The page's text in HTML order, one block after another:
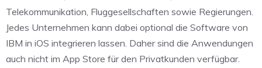
Telekommunikation, Fluggesellschaften sowie Regierungen.
Jedes Unternehmen kann dabei optional die Software von
IBM in iOS integrieren lassen. Daher sind die Anwendungen
auch nicht im App Store für den Privatkunden verfügbar.